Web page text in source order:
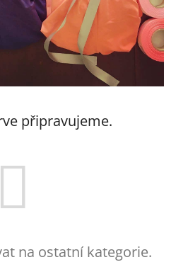
připravujeme.
na ostatní kategorie.